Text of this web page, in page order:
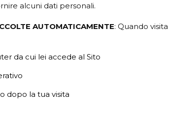
alcuni dati personali.
AUTOMATICAMENTE: Quando
da cui lei accede al Sito
dopo la tua visita